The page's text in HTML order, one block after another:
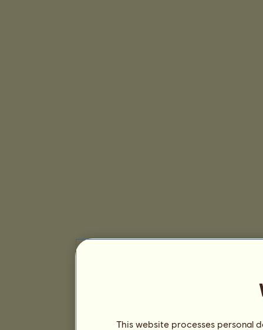
This website processes personal